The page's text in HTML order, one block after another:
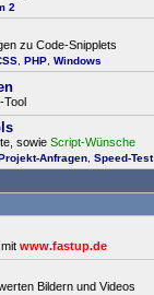
2
zu Code-Snipplets
PHP Windows
Tool
sowie Script-Wünsche
Anfragen Speed-Test
www.fastup.de
Bildern und Videos